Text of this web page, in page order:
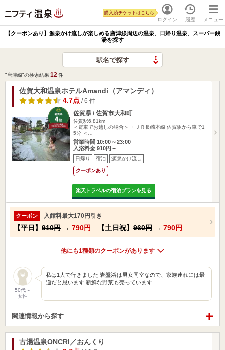
ログイン
購入済チケットはこちら
履歴 メニュー
【クーポンあり】源泉かけ流しが楽しめる唐津線周辺の温泉、日帰り温泉、スーパー銭
湯を探す
駅名で探す
"唐津線"の検索結果12 件
佐賀大和温泉ホテルAmandi（アマンディ）
4.7点 / 6 件
佐賀県 / 佐賀市大和町
佐賀駅6.81km
＜電車でお越しの場合＞ ・ＪＲ長崎本線 佐賀駅から車で1
5分 ＜…
営業時間 10:00～23:00
入浴料金 910円～
日帰り 宿泊 源泉かけ流し
クーポンあり
楽天トラベルの宿泊プランを見る
クーポン 入館料最大170円引き
【平日】 910円 → 790円 【土日祝】 960円 → 790円
他にも1種類のクーポンがあります
50代～
女性
私は1人で行きました 岩盤浴は男女同室なので、家族連れには最
適だと思います 新鮮な野菜も売っています
関連情報から探す
古湯温泉ONCRI／おんくり